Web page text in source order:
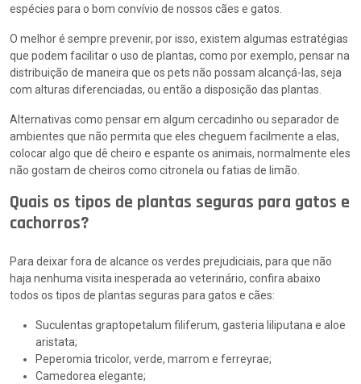
espécies para o bom convívio de nossos cães e gatos.
O melhor é sempre prevenir, por isso, existem algumas estratégias
que podem facilitar o uso de plantas, como por exemplo, pensar na
distribuição de maneira que os pets não possam alcançá-las, seja
com alturas diferenciadas, ou então a disposição das plantas.
Alternativas como pensar em algum cercadinho ou separador de
ambientes que não permita que eles cheguem facilmente a elas,
colocar algo que dê cheiro e espante os animais, normalmente eles
não gostam de cheiros como citronela ou fatias de limão.
Quais os tipos de plantas seguras para gatos e
cachorros?
Para deixar fora de alcance os verdes prejudiciais, para que não
haja nenhuma visita inesperada ao veterinário, confira abaixo
todos os tipos de plantas seguras para gatos e cães:
Suculentas graptopetalum filiferum, gasteria liliputana e aloe
aristata;
Peperomia tricolor, verde, marrom e ferreyrae;
Camedorea elegante;